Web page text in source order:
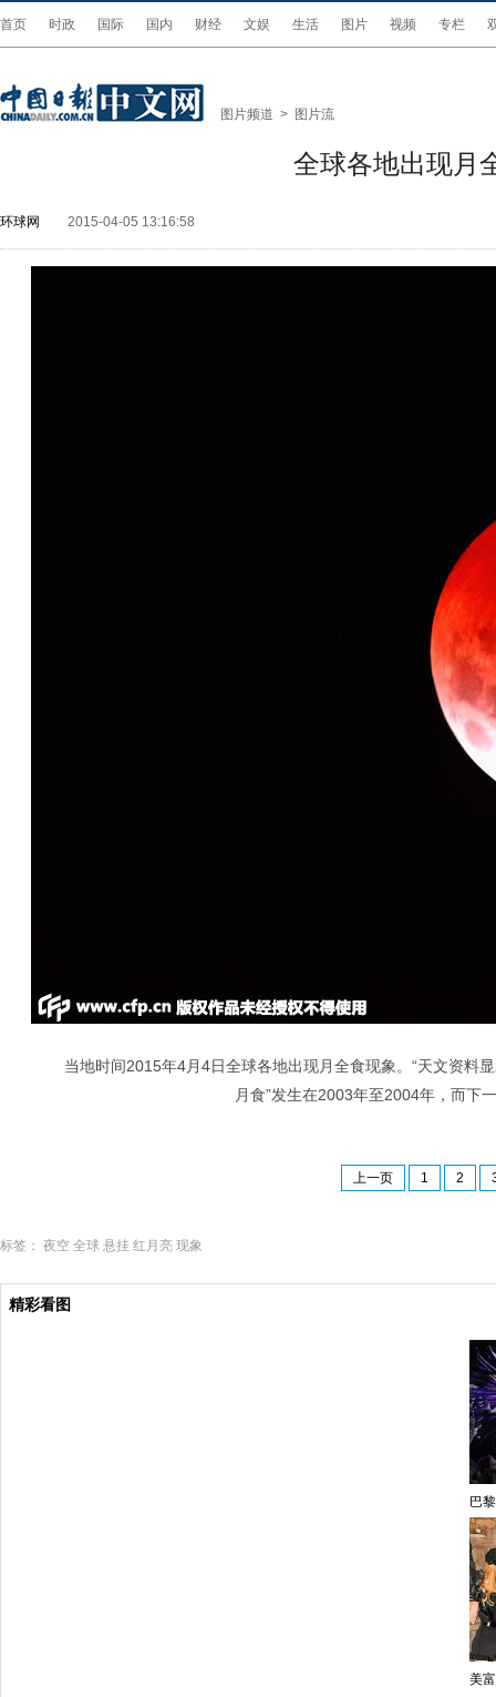
首页 时政 国际 国内 财经 文娱 生活 图片 视频 专栏
图片频道 > 图片流
全球各地出现月
环球网 2015-04-05 13:16:58
当地时间2015年4月4日全球各地出现月全食现象。“天文资料显
月食”发生在2003年至2004年，而下
上一页 1 2
标签： 夜空 全球 悬挂 红月亮 现象
精彩看图
巴
美